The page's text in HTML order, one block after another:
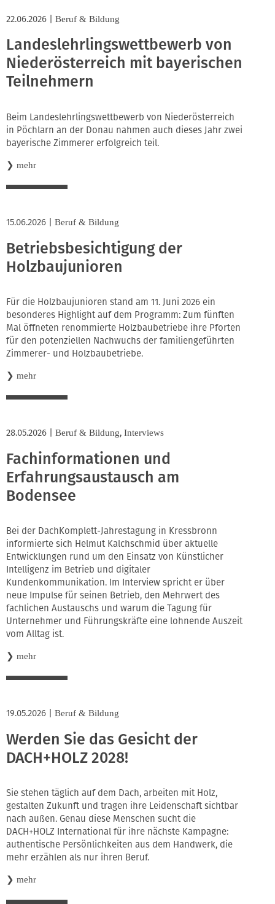
22.06.2026 Beruf & Bildung
Landeslehrlingswettbewerb von
Niederösterreich mit bayerischen
Teilnehmern
Beim Landeslehrlingswettbewerb von Niederösterreich
in Pöchlarn an der Donau nahmen auch dieses Jahr zwei
bayerische Zimmerer erfolgreich teil.
❯ mehr
15.06.2026 Beruf & Bildung
Betriebsbesichtigung der
Holzbaujunioren
Für die Holzbaujunioren stand am 11. Juni 2026 ein
besonderes Highlight auf dem Programm: Zum fünften
Mal öffneten renommierte Holzbaubetriebe ihre Pforten
für den potenziellen Nachwuchs der familiengeführten
Zimmerer- und Holzbaubetriebe.
❯ mehr
28.05.2026 Beruf & Bildung, Interviews
Fachinformationen und
Erfahrungsaustausch am
Bodensee
Bei der DachKomplett-Jahrestagung in Kressbronn
informierte sich Helmut Kalchschmid über aktuelle
Entwicklungen rund um den Einsatz von Künstlicher
Intelligenz im Betrieb und digitaler
Kundenkommunikation. Im Interview spricht er über
neue Impulse für seinen Betrieb, den Mehrwert des
fachlichen Austauschs und warum die Tagung für
Unternehmer und Führungskräfte eine lohnende Auszeit
vom Alltag ist.
❯ mehr
19.05.2026 Beruf & Bildung
Werden Sie das Gesicht der
DACH+HOLZ 2028!
Sie stehen täglich auf dem Dach, arbeiten mit Holz,
gestalten Zukunft und tragen ihre Leidenschaft sichtbar
nach außen. Genau diese Menschen sucht die
DACH+HOLZ International für ihre nächste Kampagne:
authentische Persönlichkeiten aus dem Handwerk, die
mehr erzählen als nur ihren Beruf.
❯ mehr